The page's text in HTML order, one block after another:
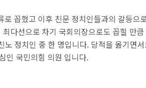
꼽혔고 이후 친문 정치인들과의 갈등으
다선으로 차기 국회의장으로도 꼽힐 만큼
정치인 중 한 명입니다. 당적을 옮기면
인 국민의힘 의원 입니다.